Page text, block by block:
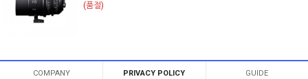
(품절)
COMPANY PRIVACY POLICY GUIDE